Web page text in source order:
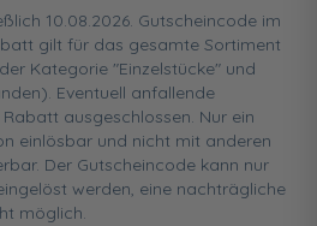
10.08.2026. Gutscheincode im
gilt für das gesamte Sortiment
Kategorie "Einzelstücke" und
Eventuell anfallende
ausgeschlossen. Nur ein
einlösbar und nicht mit anderen
Der Gutscheincode kann nur
werden, eine nachträgliche
möglich.